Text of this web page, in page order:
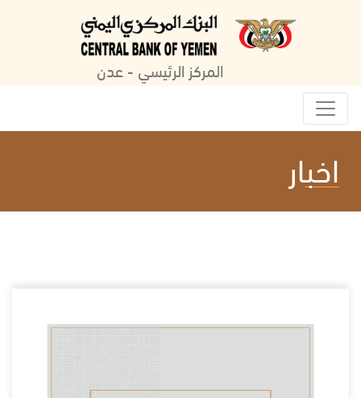
المركز الرئيسي - عدن
اخبار